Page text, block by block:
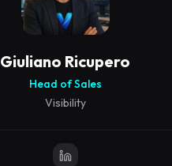
Giuliano Ricupero
Head of Sales
Visibility